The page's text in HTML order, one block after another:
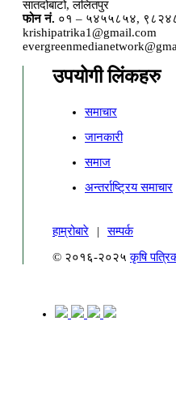
सातदोबाटो, ललितपुर
फोन नं. ०१ – ५४५५८५४,
krishipatrika1@gmail.com
उपयोगी लिंकहरु
समाचार
जानकारी
समाज
अन्तर्राष्ट्रिय समाचार
हाम्रोबारे |
सम्पर्क
© २०१६-२०२५कृषि